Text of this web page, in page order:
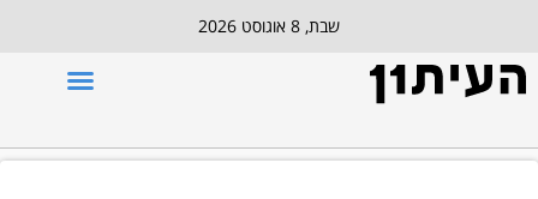
שבת, 8 אוגוסט 2026